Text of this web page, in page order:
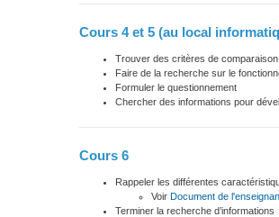
Cours 4 et 5 (au local
Trouver des critères de
Faire de la recherche sur le
Formuler le questionnement
Chercher des informations pour
Cours 6
Rappeler les différentes
Voir Document de
Terminer la recherche d’informations